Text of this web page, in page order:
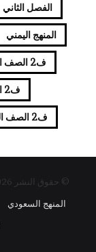
الفصل الثاني
المنهج اليمني
ف2 الصف الثالث اليمن
ف2 الصف الحادي عشر اول ثانوي اليمن
ف2 الصف السابع اليمن
© حقوق النشر 2026، جميع الحقوق محفوظة |
المنهج السعودي